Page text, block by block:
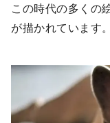
この時代の多くの
が描かれています。